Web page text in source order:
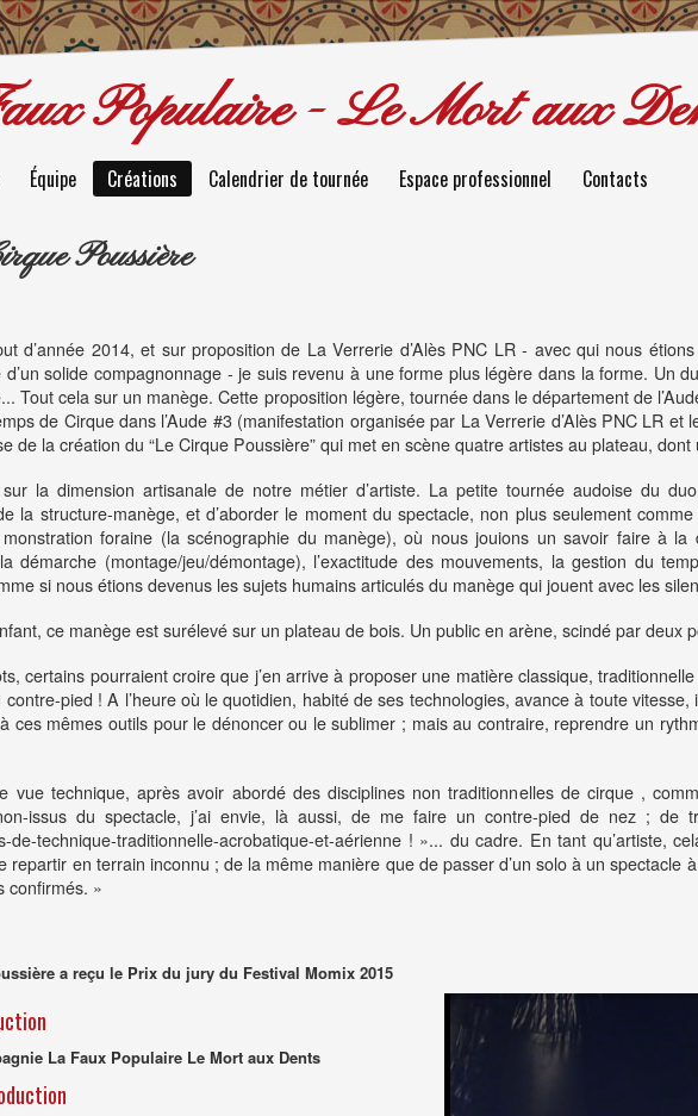
Populaire - Le Mort aux
Équipe Créations Calendrier de tournée Espace professionnel Contacts
Poussière
d’année 2014, et sur proposition de La Verrerie d’Alès PNC LR - avec qui nous
d’un solide compagnonnage - je suis revenu à une forme plus légère dans la forme. Un
Tout cela sur un manège. Cette proposition légère, tournée dans le département de
de Cirque dans l’Aude #3 (manifestation organisée par La Verrerie d’Alès PNC LR et
de la création du “Le Cirque Poussière” qui met en scène quatre artistes au plateau,
sur la dimension artisanale de notre métier d’artiste. La petite tournée audoise du
la structure-manège, et d’aborder le moment du spectacle, non plus seulement
foraine (la scénographie du manège), où nous jouions un savoir faire à
démarche (montage/jeu/démontage), l’exactitude des mouvements, la gestion du
si nous étions devenus les sujets humains articulés du manège qui jouent avec les
ce manège est surélevé sur un plateau de bois. Un public en arène, scindé par deux
certains pourraient croire que j’en arrive à proposer une matière classique,
pied ! A l’heure où le quotidien, habité de ses technologies, avance à toute
ces mêmes outils pour le dénoncer ou le sublimer ; mais au contraire, reprendre un
vue technique, après avoir abordé des disciplines non traditionnelles de cirque ,
issus du spectacle, j’ai envie, là aussi, de me faire un contre-pied de nez ; de
de-technique-traditionnelle-acrobatique-et-aérienne ! »... du cadre. En tant qu’artiste,
repartir en terrain inconnu ; de la même manière que de passer d’un solo à un spectacle
confirmés. »
a reçu le Prix du jury du Festival Momix 2015
La Faux Populaire Le Mort aux Dents